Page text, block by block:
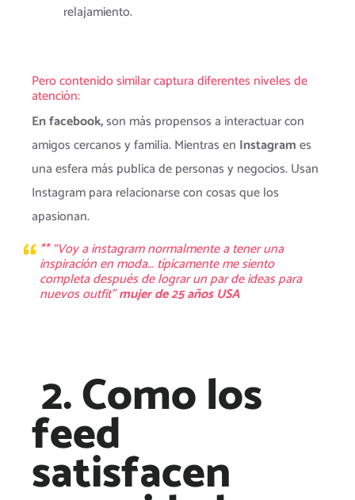
relajamiento.
Pero contenido similar captura diferentes niveles de
atención:
En facebook,son más propensos a interactuar con
amigos cercanos y familia. Mientras en Instagrames
una esfera más publica de personas y negocios. Usan
Instagram para relacionarse con cosas que los
apasionan.
** “Voy a instagram normalmente a tener una
inspiración en moda… típicamente me siento
completa después de lograr un par de ideas para
nuevos outfit”mujer de 25 años USA
2. Como los
feed
satisfacen